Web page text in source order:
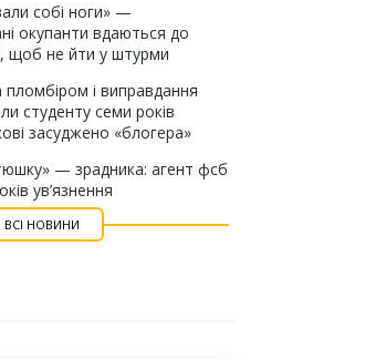
собі ноги» —
окупанти вдаються до
щоб не йти у штурми
пломбіром і виправдання
студенту семи років
засуджено «блогера»
— зрадника: агент фсб
ув’язнення
ВСІ НОВИНИ